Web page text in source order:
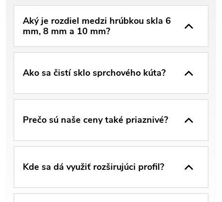
Aký je rozdiel medzi hrúbkou skla 6
mm, 8 mm a 10 mm?
Ako sa čistí sklo sprchového kúta?
Prečo sú naše ceny také priaznivé?
Kde sa dá využiť rozširujúci profil?